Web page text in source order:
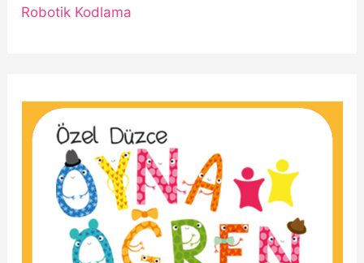
Robotik Kodlama